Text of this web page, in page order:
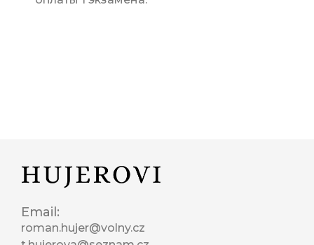
Email:
roman.hujer@volny.cz